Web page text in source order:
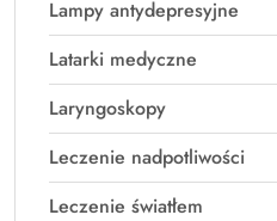
Lampy antydepresyjne
Latarki medyczne
Laryngoskopy
Leczenie nadpotliwości
Leczenie światłem